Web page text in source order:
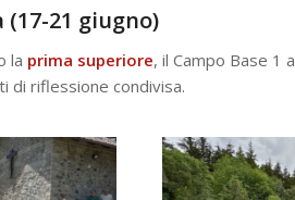
(17-21 giugno)
la prima superiore, il Campo Base 1 a
di riflessione condivisa.